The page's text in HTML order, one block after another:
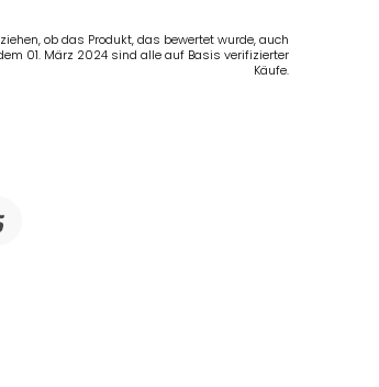
ob das Produkt, das bewertet wurde, auch
01. März 2024 sind alle auf Basis verifizierter
Käufe.